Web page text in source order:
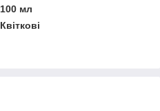
100 мл
Квіткові